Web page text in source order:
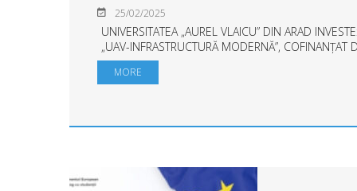
25/02/2025
UNIVERSITATEA „AUREL VLAICU” DIN ARAD
„UAV-INFRASTRUCTURĂ MODERNĂ”,
Programul Regional Vest 2021-2027 ARAD.
MORE